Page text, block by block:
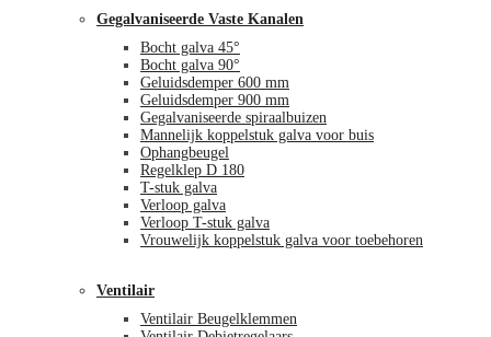
Gegalvaniseerde Vaste Kanalen
Bocht galva 45°
Bocht galva 90°
Geluidsdemper 600 mm
Geluidsdemper 900 mm
Gegalvaniseerde spiraalbuizen
Mannelijk koppelstuk galva voor buis
Ophangbeugel
Regelklep D 180
T-stuk galva
Verloop galva
Verloop T-stuk galva
Vrouwelijk koppelstuk galva voor toebehoren
Ventilair
Ventilair Beugelklemmen